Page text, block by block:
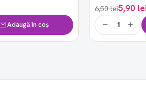
Adaugă în coș
6,50 lei5,90 lei